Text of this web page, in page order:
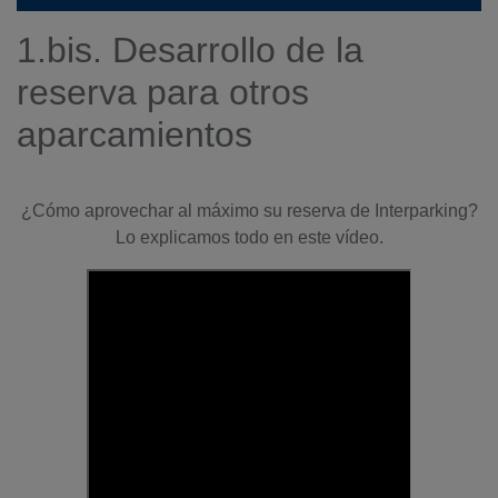
1.bis. Desarrollo de la
reserva para otros
aparcamientos
¿Cómo aprovechar al máximo su reserva de Interparking?
Lo explicamos todo en este vídeo.